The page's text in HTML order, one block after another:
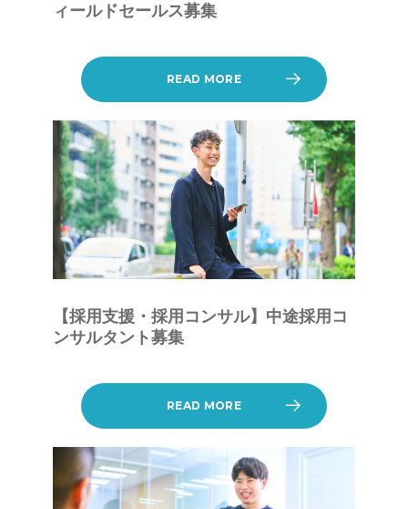
ィールドセールス募集
READ MORE
【採用支援・採用コンサル】中途採用コ
ンサルタント募集
READ MORE